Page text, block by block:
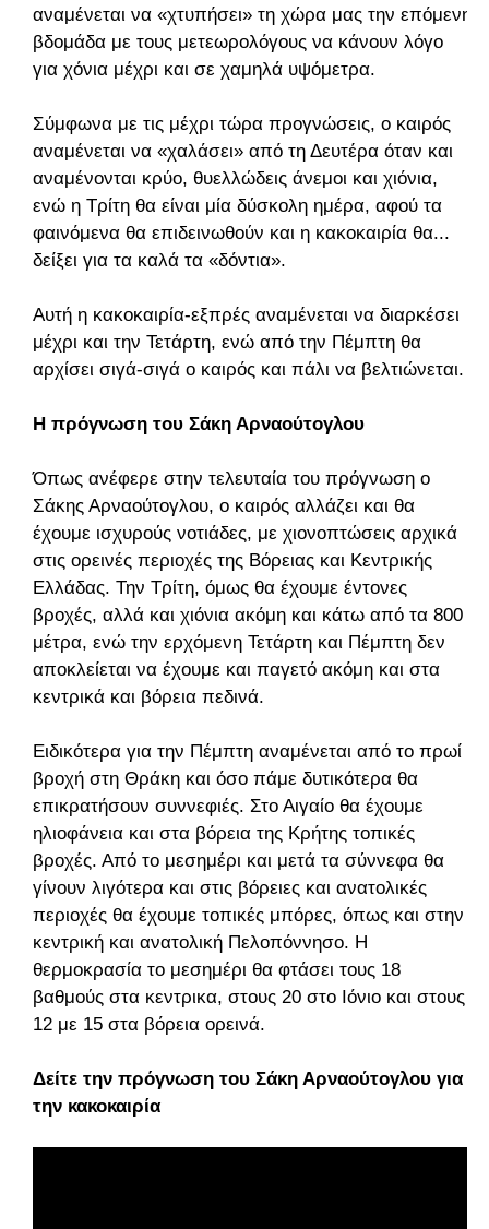
αναμένεται να «χτυπήσει» τη χώρα μας την επόμενη
βδομάδα με τους μετεωρολόγους να κάνουν λόγο
για χόνια μέχρι και σε χαμηλά υψόμετρα.
Σύμφωνα με τις μέχρι τώρα προγνώσεις, ο καιρός
αναμένεται να «χαλάσει» από τη Δευτέρα όταν και
αναμένονται κρύο, θυελλώδεις άνεμοι και χιόνια,
ενώ η Τρίτη θα είναι μία δύσκολη ημέρα, αφού τα
φαινόμενα θα επιδεινωθούν και η κακοκαιρία θα...
δείξει για τα καλά τα «δόντια».
Αυτή η κακοκαιρία-εξπρές αναμένεται να διαρκέσει
μέχρι και την Τετάρτη, ενώ από την Πέμπτη θα
αρχίσει σιγά-σιγά ο καιρός και πάλι να βελτιώνεται.
Η πρόγνωση του Σάκη Αρναούτογλου
Όπως ανέφερε στην τελευταία του πρόγνωση ο
Σάκης Αρναούτογλου, ο καιρός αλλάζει και θα
έχουμε ισχυρούς νοτιάδες, με χιονοπτώσεις αρχικά
στις ορεινές περιοχές της Βόρειας και Κεντρικής
Ελλάδας. Την Τρίτη, όμως θα έχουμε έντονες
βροχές, αλλά και χιόνια ακόμη και κάτω από τα 800
μέτρα, ενώ την ερχόμενη Τετάρτη και Πέμπτη δεν
αποκλείεται να έχουμε και παγετό ακόμη και στα
κεντρικά και βόρεια πεδινά.
Ειδικότερα για την Πέμπτη αναμένεται από το πρωί
βροχή στη Θράκη και όσο πάμε δυτικότερα θα
επικρατήσουν συννεφιές. Στο Αιγαίο θα έχουμε
ηλιοφάνεια και στα βόρεια της Κρήτης τοπικές
βροχές. Από το μεσημέρι και μετά τα σύννεφα θα
γίνουν λιγότερα και στις βόρειες και ανατολικές
περιοχές θα έχουμε τοπικές μπόρες, όπως και στην
κεντρική και ανατολική Πελοπόννησο. Η
θερμοκρασία το μεσημέρι θα φτάσει τους 18
βαθμούς στα κεντρικα, στους 20 στο Ιόνιο και στους
12 με 15 στα βόρεια ορεινά.
Δείτε την πρόγνωση του Σάκη Αρναούτογλου για
την κακοκαιρία